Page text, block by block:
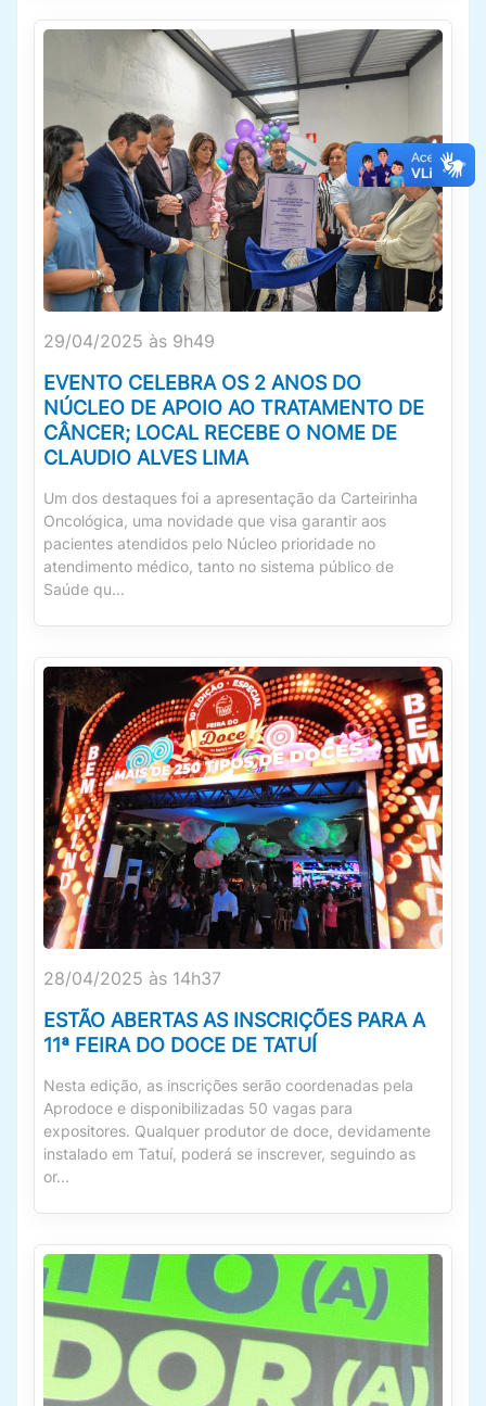
29/04/2025 às 9h49
EVENTO CELEBRA OS 2 ANOS DO
NÚCLEO DE APOIO AO TRATAMENTO DE
CÂNCER; LOCAL RECEBE O NOME DE
CLAUDIO ALVES LIMA
Um dos destaques foi a apresentação da Carteirinha
Oncológica, uma novidade que visa garantir aos
pacientes atendidos pelo Núcleo prioridade no
atendimento médico, tanto no sistema público de
Saúde qu...
28/04/2025 às 14h37
ESTÃO ABERTAS AS INSCRIÇÕES PARA A
11ª FEIRA DO DOCE DE TATUÍ
Nesta edição, as inscrições serão coordenadas pela
Aprodoce e disponibilizadas 50 vagas para
expositores. Qualquer produtor de doce, devidamente
instalado em Tatuí, poderá se inscrever, seguindo as
or...